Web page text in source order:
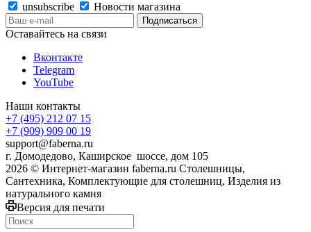
unsubscribe
Новости магазина
Оставайтесь на связи
Вконтакте
Telegram
YouTube
Наши контакты
+7 (495) 212 07 15
+7 (909) 909 00 19
support@faberna.ru
г. Домодедово, Каширское шоссе, дом 105
2026 © Интернет-магазин faberna.ru Столешницы,
Сантехника, Комплектующие для столешниц, Изделия из
натурального камня
Версия для печати